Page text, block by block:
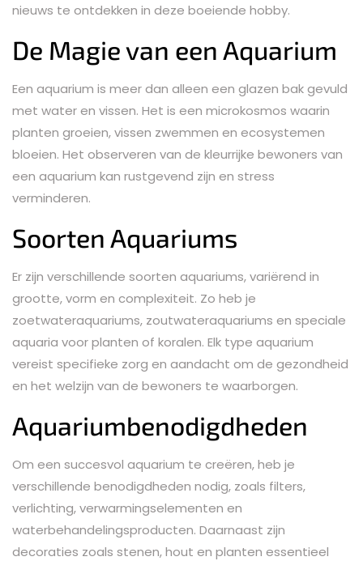
nieuws te ontdekken in deze boeiende hobby.
De Magie van een Aquarium
Een aquarium is meer dan alleen een glazen bak gevuld
met water en vissen. Het is een microkosmos waarin
planten groeien, vissen zwemmen en ecosystemen
bloeien. Het observeren van de kleurrijke bewoners van
een aquarium kan rustgevend zijn en stress
verminderen.
Soorten Aquariums
Er zijn verschillende soorten aquariums, variërend in
grootte, vorm en complexiteit. Zo heb je
zoetwateraquariums, zoutwateraquariums en speciale
aquaria voor planten of koralen. Elk type aquarium
vereist specifieke zorg en aandacht om de gezondheid
en het welzijn van de bewoners te waarborgen.
Aquariumbenodigdheden
Om een succesvol aquarium te creëren, heb je
verschillende benodigdheden nodig, zoals filters,
verlichting, verwarmingselementen en
waterbehandelingsproducten. Daarnaast zijn
decoraties zoals stenen, hout en planten essentieel